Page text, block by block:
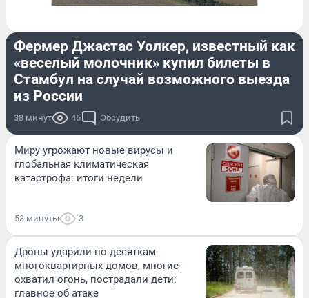
Фермер Джастас Уолкер, известный как
«веселый молочник» купил билеты в
Стамбул на случай возможного выезда
из России
38 минут 46 Обсудить
Миру угрожают новые вирусы и
глобальная климатическая
катастрофа: итоги недели
53 минуты 3
Дроны ударили по десяткам
многоквартирных домов, многие
охватил огонь, пострадали дети:
главное об атаке